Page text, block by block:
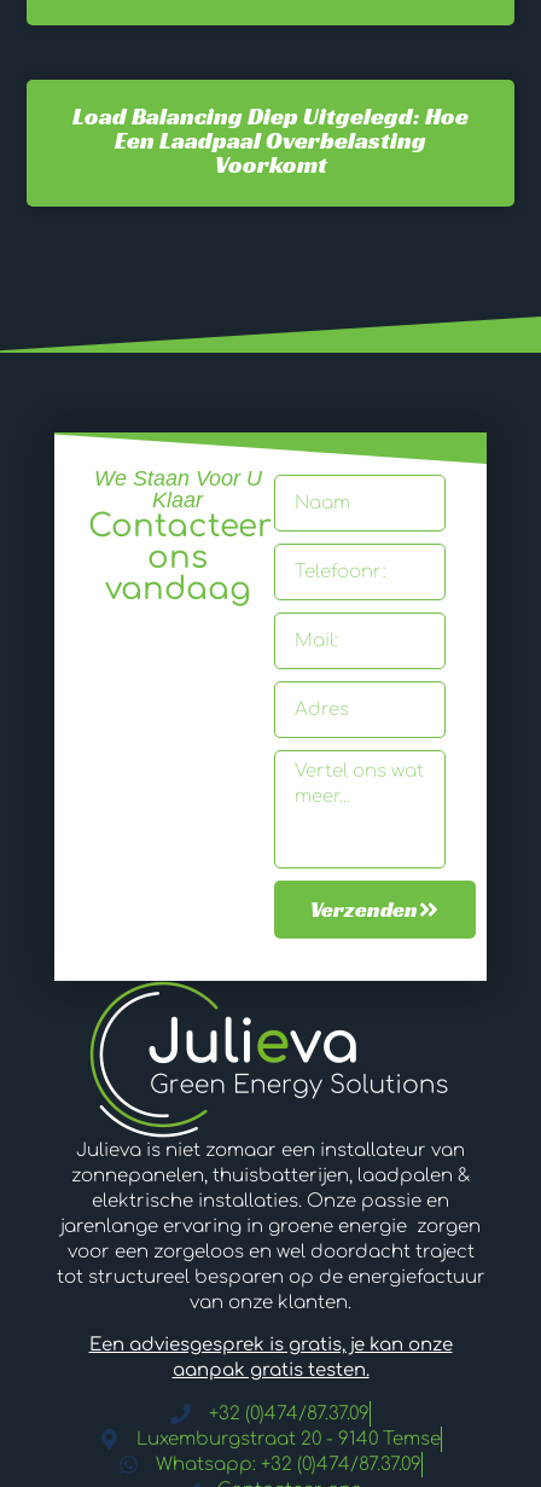
Load Balancing Diep Uitgelegd: Hoe
Een Laadpaal Overbelasting
Voorkomt
We Staan Voor U
Klaar
Contacteer
ons
vandaag
Verzenden
Julieva is niet zomaar een installateur van
zonnepanelen, thuisbatterijen, laadpalen &
elektrische installaties. Onze passie en
jarenlange ervaring in groene energie zorgen
voor een zorgeloos en wel doordacht traject
tot structureel besparen op de energiefactuur
van onze klanten.
Een adviesgesprek is gratis, je kan onze
aanpak gratis testen.
+32 (0)474/87.37.09
Luxemburgstraat 20 - 9140 Temse
Whatsapp: +32 (0)474/87.37.09